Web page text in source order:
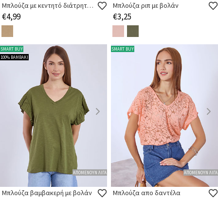
Μπλούζα με κεντητό διάτρητο τελείωμα
€4,99
Μπλούζα ριπ με βολάν
€3,25
SMART BUY
100% ΒΑΜΒΑΚΙ
ΑΠΟΜΕΝΟΥΝ ΛΙΓΑ
Μπλούζα βαμβακερή με βολάν
SMART BUY
ΑΠΟΜΕΝΟΥΝ ΛΙΓΑ
Μπλούζα απο δαντέλα